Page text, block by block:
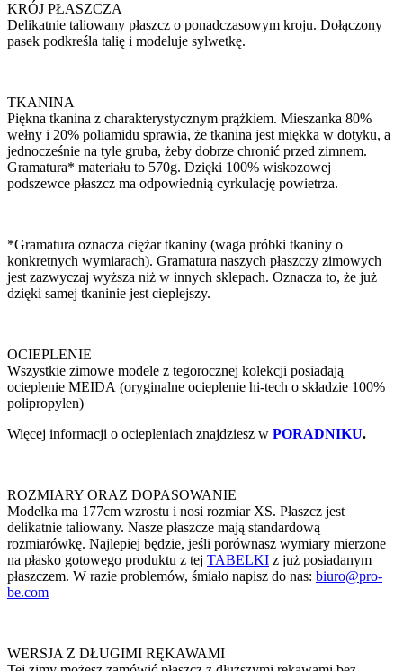
KRÓJ PŁASZCZA
Delikatnie taliowany płaszcz o ponadczasowym kroju. Dołączony
pasek podkreśla talię i modeluje sylwetkę.
TKANINA
Piękna tkanina z charakterystycznym prążkiem. Mieszanka 80%
wełny i 20% poliamidu sprawia, że tkanina jest miękka w dotyku, a
jednocześnie na tyle gruba, żeby dobrze chronić przed zimnem.
Gramatura* materiału to 570g. Dzięki 100% wiskozowej
podszewce płaszcz ma odpowiednią cyrkulację powietrza.
*Gramatura oznacza ciężar tkaniny (waga próbki tkaniny o
konkretnych wymiarach). Gramatura naszych płaszczy zimowych
jest zazwyczaj wyższa niż w innych sklepach. Oznacza to, że już
dzięki samej tkaninie jest cieplejszy.
OCIEPLENIE
Wszystkie zimowe modele z tegorocznej kolekcji posiadają
ocieplenie MEIDA (oryginalne ocieplenie hi-tech o składzie 100%
polipropylen)
Więcej informacji o ociepleniach znajdziesz w PORADNIKU.
ROZMIARY ORAZ DOPASOWANIE
Modelka ma 177cm wzrostu i nosi rozmiar XS. Płaszcz jest
delikatnie taliowany. Nasze płaszcze mają standardową
rozmiarówkę. Najlepiej będzie, jeśli porównasz wymiary mierzone
na płasko gotowego produktu z tej TABELKI z już posiadanym
płaszczem. W razie problemów, śmiało napisz do nas: biuro@pro-
be.com
WERSJA Z DŁUGIMI RĘKAWAMI